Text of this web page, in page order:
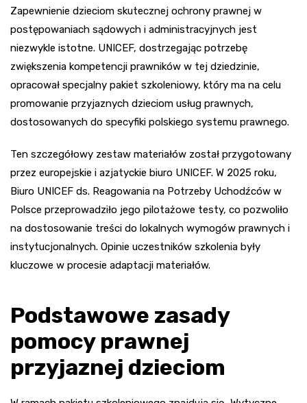
Zapewnienie dzieciom skutecznej ochrony prawnej w
postępowaniach sądowych i administracyjnych jest
niezwykle istotne. UNICEF, dostrzegając potrzebę
zwiększenia kompetencji prawników w tej dziedzinie,
opracował specjalny pakiet szkoleniowy, który ma na celu
promowanie przyjaznych dzieciom usług prawnych,
dostosowanych do specyfiki polskiego systemu prawnego.
Ten szczegółowy zestaw materiałów został przygotowany
przez europejskie i azjatyckie biuro UNICEF. W 2025 roku,
Biuro UNICEF ds. Reagowania na Potrzeby Uchodźców w
Polsce przeprowadziło jego pilotażowe testy, co pozwoliło
na dostosowanie treści do lokalnych wymogów prawnych i
instytucjonalnych. Opinie uczestników szkolenia były
kluczowe w procesie adaptacji materiałów.
Podstawowe zasady
pomocy prawnej
przyjaznej dzieciom